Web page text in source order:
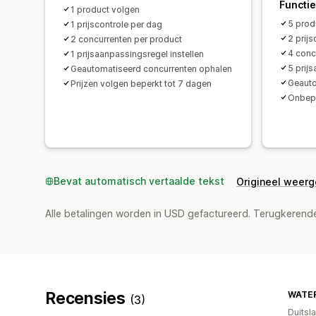
1 product volgen
1 prijscontrole per dag
2 concurrenten per product
1 prijsaanpassingsregel instellen
Geautomatiseerd concurrenten ophalen
Prijzen volgen beperkt tot 7 dagen
5
2
4
5
Bevat automatisch vertaalde tekst Origineel
Alle betalingen worden in USD gefactureerd.
Recensies (3)